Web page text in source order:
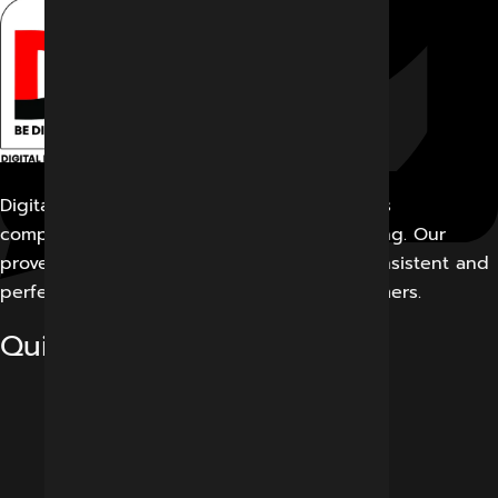
Digital Marketing Indore offers its customers
comprehensive solutions for digital marketing. Our
proven work results allow us to create a consistent and
perfect experience for our potential customers.
Quick Links